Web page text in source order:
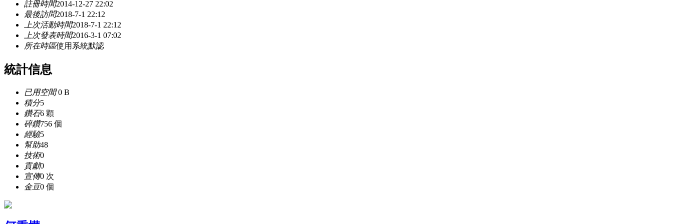
註冊時間2014-12-27 22:02
最後訪問2018-7-1 22:12
上次活動時間2018-7-1 22:12
上次發表時間2016-3-1 07:02
所在時區使用系統默認
統計信息
已用空間0 B
積分5
鑽石6 顆
碎鑽756 個
經驗5
幫助48
技術0
貢獻0
宣傳0 次
金豆0 個